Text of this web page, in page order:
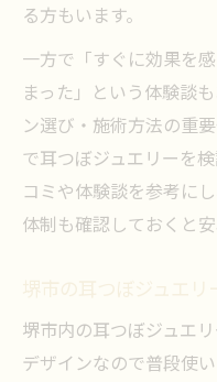
る方もいます。
一方で「すぐに効果を
まった」という体験談
ン選び・施術方法の重
で耳つぼジュエリーを
コミや体験談を参考に
体制も確認しておくと安
堺市の耳つぼジュエ
堺市内の耳つぼジュエ
デザインなので普段使